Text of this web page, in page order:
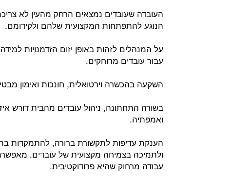
העובדה שעובדים נמצאים הרחק מהעין לא
הנוגע להתפתחות המקצועית שלהם ולקידומם.
על המנהלים לזהות באופן יזום הזדמנויות
עבור עובדים מרוחקים.
השקעה בהכשרה וירטואלית, חונכות ואימון
בשורה התחתונה, ניהול עובדים מהבית דורש
ואמפתיה.
הענקת עדיפות לתקשורת ברורה, להתמקדות
ולתמיכה בצמיחה מקצועית של עובדים,
עבודה מרחוק שהיא פרודוקטיבית.